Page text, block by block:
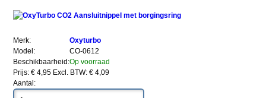
CO2
borgingsring
Merk:
Oxyturbo
Model:
CO-0612
Beschikbaarheid:Op voorraad
Prijs: € 4,95 Excl. BTW: € 4,09
Aantal: